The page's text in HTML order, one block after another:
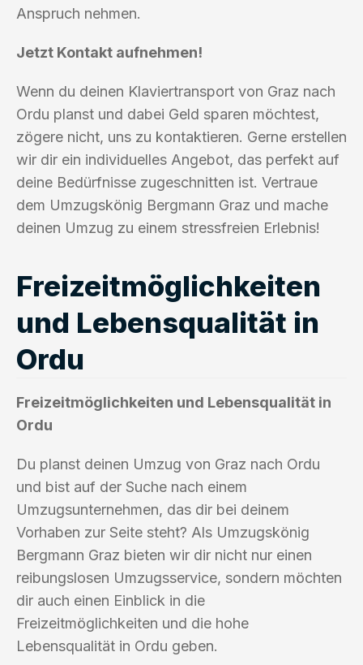
Anspruch nehmen.
Jetzt Kontakt aufnehmen!
Wenn du deinen Klaviertransport von Graz nach
Ordu planst und dabei Geld sparen möchtest,
zögere nicht, uns zu kontaktieren. Gerne erstellen
wir dir ein individuelles Angebot, das perfekt auf
deine Bedürfnisse zugeschnitten ist. Vertraue
dem Umzugskönig Bergmann Graz und mache
deinen Umzug zu einem stressfreien Erlebnis!
Freizeitmöglichkeiten
und Lebensqualität in
Ordu
Freizeitmöglichkeiten und Lebensqualität in
Ordu
Du planst deinen Umzug von Graz nach Ordu
und bist auf der Suche nach einem
Umzugsunternehmen, das dir bei deinem
Vorhaben zur Seite steht? Als Umzugskönig
Bergmann Graz bieten wir dir nicht nur einen
reibungslosen Umzugsservice, sondern möchten
dir auch einen Einblick in die
Freizeitmöglichkeiten und die hohe
Lebensqualität in Ordu geben.